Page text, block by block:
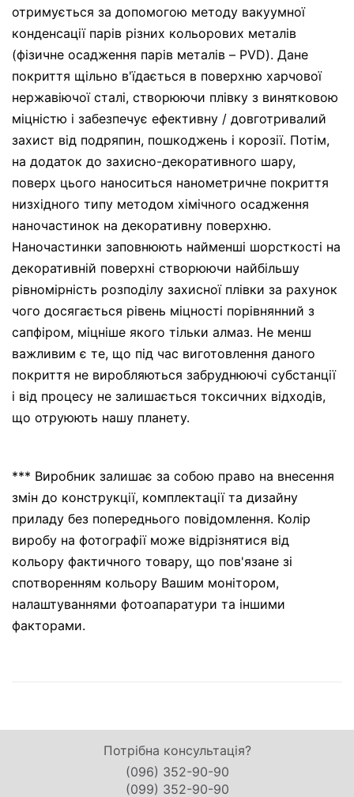
отримується за допомогою методу вакуумної
конденсації парів різних кольорових металів
(фізичне осадження парів металів – PVD). Дане
покриття щільно в'їдається в поверхню харчової
нержавіючої сталі, створюючи плівку з винятковою
міцністю і забезпечує ефективну / довготривалий
захист від подряпин, пошкоджень і корозії. Потім,
на додаток до захисно-декоративного шару,
поверх цього наноситься нанометричне покриття
низхідного типу методом хімічного осадження
наночастинок на декоративну поверхню.
Наночастинки заповнюють найменші шорсткості на
декоративній поверхні створюючи найбільшу
рівномірність розподілу захисної плівки за рахунок
чого досягається рівень міцності порівнянний з
сапфіром, міцніше якого тільки алмаз. Не менш
важливим є те, що під час виготовлення даного
покриття не виробляються забруднюючі субстанції
і від процесу не залишається токсичних відходів,
що отруюють нашу планету.
*** Виробник залишає за собою право на внесення
змін до конструкції, комплектації та дизайну
приладу без попереднього повідомлення. Колір
виробу на фотографії може відрізнятися від
кольору фактичного товару, що пов'язане зі
спотворенням кольору Вашим монітором,
налаштуваннями фотоапаратури та іншими
факторами.
Потрібна консультація?
(096) 352-90-90
(099) 352-90-90